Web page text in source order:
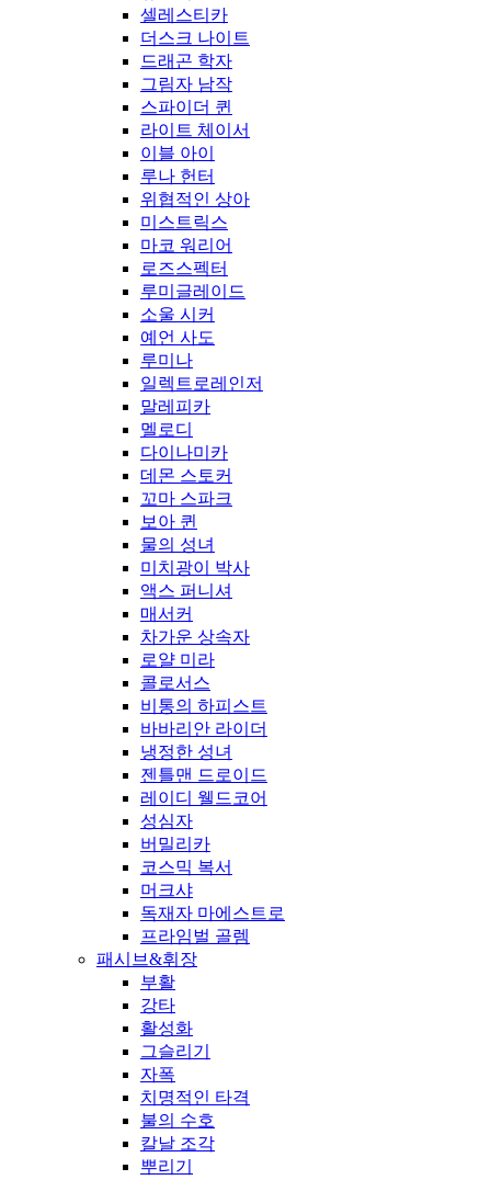
셀레스티카
더스크 나이트
드래곤 학자
그림자 남작
스파이더 퀸
라이트 체이서
이블 아이
루나 헌터
위협적인 상아
미스트릭스
마코 워리어
로즈스펙터
루미글레이드
소울 시커
예언 사도
루미나
일렉트로레인저
말레피카
멜로디
다이나미카
데몬 스토커
꼬마 스파크
보아 퀸
물의 성녀
미치광이 박사
액스 퍼니셔
매서커
차가운 상속자
로얄 미라
콜로서스
비통의 하피스트
바바리안 라이더
냉정한 성녀
젠틀맨 드로이드
레이디 웰드코어
성심자
버밀리카
코스믹 복서
머크샤
독재자 마에스트로
프라임벌 골렘
패시브&휘장
부활
강타
활성화
그슬리기
자폭
치명적인 타격
불의 수호
칼날 조각
뿌리기